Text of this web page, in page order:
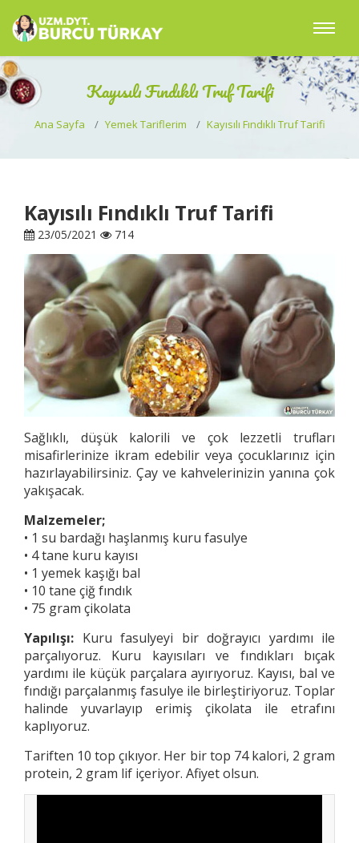
Kayısılı Fındıklı Truf Tarifi
Ana Sayfa Yemek Tariflerim Kayısılı Fındıklı Truf Tarifi
Kayısılı Fındıklı Truf Tarifi
23/05/2021 714
Sağlıklı, düşük kalorili ve çok lezzetli trufları
misafirlerinize ikram edebilir veya çocuklarınız için
hazırlayabilirsiniz. Çay ve kahvelerinizin yanına çok
yakışacak.
Malzemeler;
• 1 su bardağı haşlanmış kuru fasulye
• 4 tane kuru kayısı
• 1 yemek kaşığı bal
• 10 tane çiğ fındık
• 75 gram çikolata
Yapılışı: Kuru fasulyeyi bir doğrayıcı yardımı ile
parçalıyoruz. Kuru kayısıları ve fındıkları bıçak
yardımı ile küçük parçalara ayırıyoruz. Kayısı, bal ve
fındığı parçalanmış fasulye ile birleştiriyoruz. Toplar
halinde yuvarlayıp erimiş çikolata ile etrafını
kaplıyoruz.
Tariften 10 top çıkıyor. Her bir top 74 kalori, 2 gram
protein, 2 gram lif içeriyor. Afiyet olsun.